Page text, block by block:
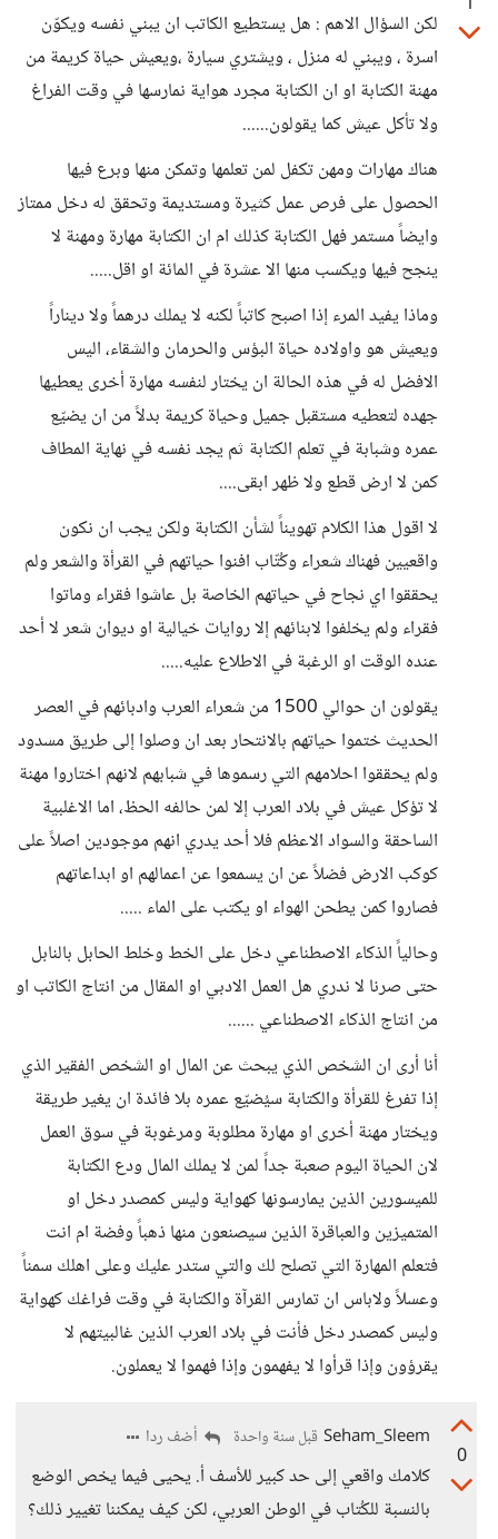
لكن السؤال الاهم : هل يستطيع الكاتب ان يبني نفسه ويكوّن
اسرة ، ويبني له منزل ، ويشتري سيارة ،ويعيش حياة كريمة من
مهنة الكتابة او ان الكتابة مجرد هواية نمارسها في وقت الفراغ
ولا تأكل عيش كما يقولون......
هناك مهارات ومهن تكفل لمن تعلمها وتمكن منها وبرع فيها
الحصول على فرص عمل كثيرة ومستديمة وتحقق له دخل ممتاز
وايضاً مستمر فهل الكتابة كذلك ام ان الكتابة مهارة ومهنة لا
ينجح فيها ويكسب منها الا عشرة في المائة او اقل.....
وماذا يفيد المرء إذا اصبح كاتباً لكنه لا يملك درهماً ولا ديناراً
ويعيش هو واولاده حياة البؤس والحرمان والشقاء، اليس
الافضل له في هذه الحالة ان يختار لنفسه مهارة أخرى يعطيها
جهده لتعطيه مستقبل جميل وحياة كريمة بدلاً من ان يضيّع
عمره وشبابة في تعلم الكتابة ثم يجد نفسه في نهاية المطاف
كمن لا ارض قطع ولا ظهر ابقى....
لا اقول هذا الكلام تهويناً لشأن الكتابة ولكن يجب ان نكون
واقعيين فهناك شعراء وكُتّاب افنوا حياتهم في القرأة والشعر ولم
يحققوا اي نجاح في حياتهم الخاصة بل عاشوا فقراء وماتوا
فقراء ولم يخلفوا لابنائهم إلا روايات خيالية او ديوان شعر لا أحد
عنده الوقت او الرغبة في الاطلاع عليه.....
يقولون ان حوالي 1500 من شعراء العرب وادبائهم في العصر
الحديث ختموا حياتهم بالانتحار بعد ان وصلوا إلى طريق مسدود
ولم يحققوا احلامهم التي رسموها في شبابهم لانهم اختاروا مهنة
لا تؤكل عيش في بلاد العرب إلا لمن حالفه الحظ، اما الاغلبية
الساحقة والسواد الاعظم فلا أحد يدري انهم موجودين اصلاً على
كوكب الارض فضلاً عن ان يسمعوا عن اعمالهم او ابداعاتهم
فصاروا كمن يطحن الهواء او يكتب على الماء .....
وحالياً الذكاء الاصطناعي دخل على الخط وخلط الحابل بالنابل
حتى صرنا لا ندري هل العمل الادبي او المقال من انتاج الكاتب او
من انتاج الذكاء الاصطناعي ......
أنا أرى ان الشخص الذي يبحث عن المال او الشخص الفقير الذي
إذا تفرغ للقرأة والكتابة سيُضيّع عمره بلا فائدة ان يغير طريقة
ويختار مهنة أخرى او مهارة مطلوبة ومرغوبة في سوق العمل
لان الحياة اليوم صعبة جداً لمن لا يملك المال ودع الكتابة
للميسورين الذين يمارسونها كهواية وليس كمصدر دخل او
المتميزين والعباقرة الذين سيصنعون منها ذهباً وفضة ام انت
فتعلم المهارة التي تصلح لك والتي ستدر عليك وعلى اهلك سمناً
وعسلاً ولاباس ان تمارس القرآة والكتابة في وقت فراغك كهواية
وليس كمصدر دخل فأنت في بلاد العرب الذين غالبيتهم لا
يقرؤون وإذا قرأوا لا يفهمون وإذا فهموا لا يعملون.
0
Seham_Sleem قبل سنة واحدة أضف ردا
كلامك واقعي إلى حد كبير للأسف أ. يحيى فيما يخص الوضع
بالنسبة للكُتاب في الوطن العربي، لكن كيف يمكننا تغيير ذلك؟